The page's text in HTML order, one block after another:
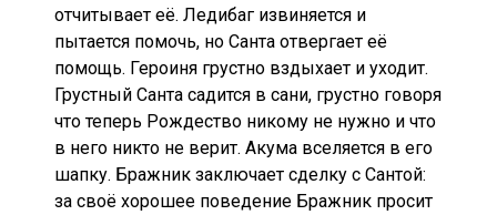
отчитывает её. Ледибаг извиняется и
пытается помочь, но Санта отвергает её
помощь. Героиня грустно вздыхает и уходит.
Грустный Санта садится в сани, грустно говоря
что теперь Рождество никому не нужно и что
в него никто не верит. Акума вселяется в его
шапку. Бражник заключает сделку с Сантой:
за своё хорошее поведение Бражник просит